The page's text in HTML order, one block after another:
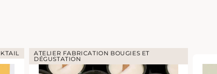
ATELIER FABRICATION BOUGIES ET
DÉGUSTATION